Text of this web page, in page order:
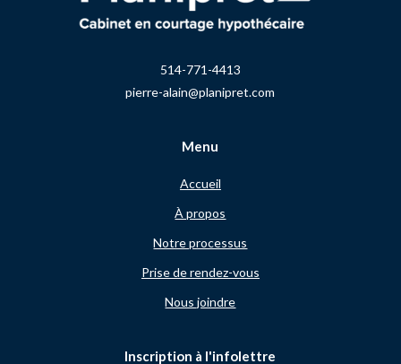
514-771-4413
pierre-alain@planipret.com
Menu
Accueil
À propos
Notre processus
Prise de rendez-vous
Nous joindre
Inscription à l'infolettre